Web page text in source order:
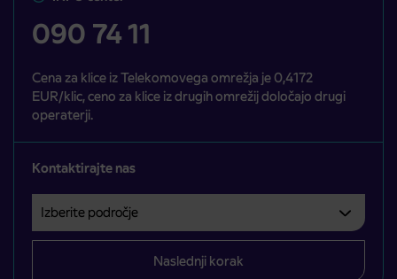
090 74 11
Cena za klice iz Telekomovega omrežja je 0,4172
EUR/klic, ceno za klice iz drugih omrežij določajo drugi
operaterji.
Kontaktirajte nas
Izberite področje
Področje je obvezno izbrati.
Naslednji korak